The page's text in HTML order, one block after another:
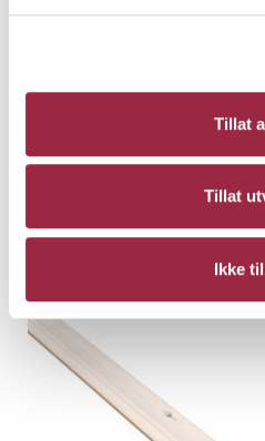
Tillat
Tillat
Ikke
NORD Sprekkpanel
14 x 120